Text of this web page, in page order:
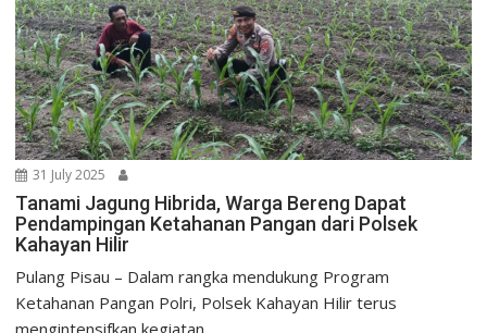
31 July 2025
Tanami Jagung Hibrida, Warga Bereng Dapat
Pendampingan Ketahanan Pangan dari Polsek
Kahayan Hilir
Pulang Pisau – Dalam rangka mendukung Program
Ketahanan Pangan Polri, Polsek Kahayan Hilir terus